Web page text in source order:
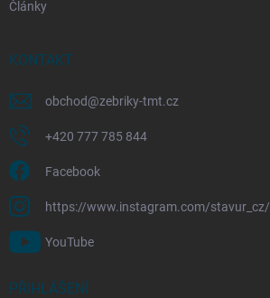
Články
KONTAKT
obchod@zebriky-tmt.cz
+420 777 785 844
Facebook
https://www.instagram.com/stavur_cz/
YouTube
PŘIHLÁŠENÍ